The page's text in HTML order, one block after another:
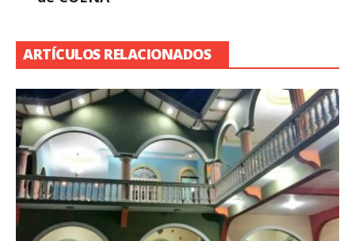
ARTÍCULOS RELACIONADOS